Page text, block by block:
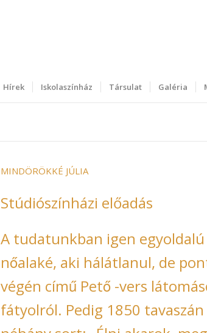
Hírek Iskolaszínház Társulat Galéria
MINDÖRÖKKÉ JÚLIA
Stúdiószínházi előadás
A tudatunkban igen egyoldalú
nőalaké, aki hálátlanul, de
végén című Pető -vers
fátyolról. Pedig 1850